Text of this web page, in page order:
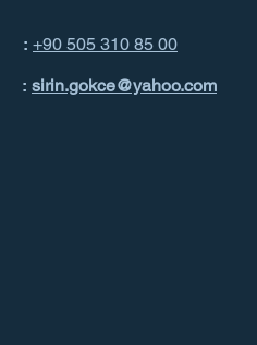
: +90 505 310 85 00
: sirin.gokce@yahoo.com